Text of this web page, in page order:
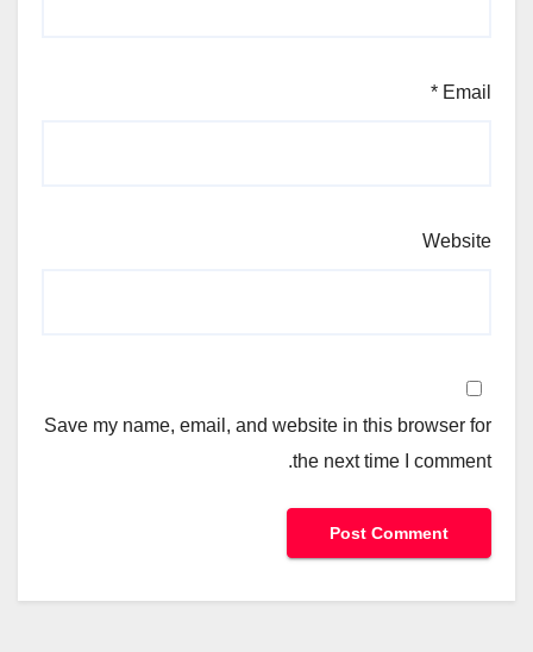
Email
*
Website
Save my name, email, and website in this browser for
the next time I comment.